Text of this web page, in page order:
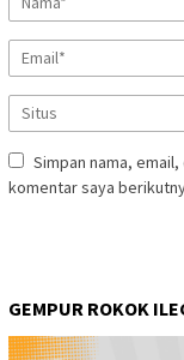
Simpan nama,
komentar saya
GEMPUR ROKOK